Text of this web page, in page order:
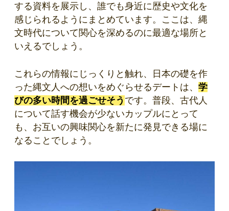
する資料を展示し、誰でも身近に歴史や文化を
感じられるようにまとめています。ここは、縄
文時代について関心を深めるのに最適な場所と
いえるでしょう。
これらの情報にじっくりと触れ、日本の礎を作
った縄文人への想いをめぐらせるデートは、 学
びの多い時間を過ごせそう です。普段、古代人
について話す機会が少ないカップルにとって
も、お互いの興味関心を新たに発見できる場に
なることでしょう。